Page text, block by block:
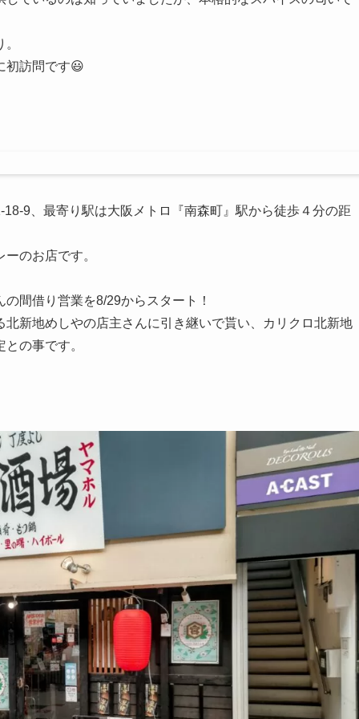
初訪問です😃
9、最寄り駅は大阪メトロ『南森町』駅から徒歩４分の距
のお店です。
間借り営業を8/29からスタート！
新地めしやの店主さんに引き継いで貰い、カリクロ北新地
の事です。